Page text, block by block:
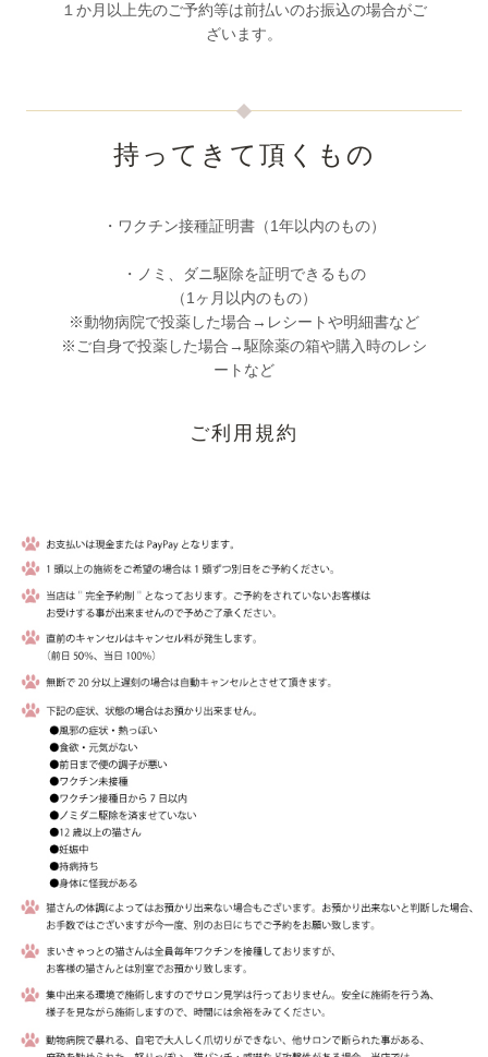
１か月以上先のご予約等は前払いのお振込の場合がご
ざいます。
持ってきて頂くもの
・ワクチン接種証明書（1年以内のもの）
・ノミ、ダニ駆除を証明できるもの
（1ヶ月以内のもの）
※動物病院で投薬した場合→レシートや明細書など
※ご自身で投薬した場合→駆除薬の箱や購入時のレシ
ートなど
ご利用規約